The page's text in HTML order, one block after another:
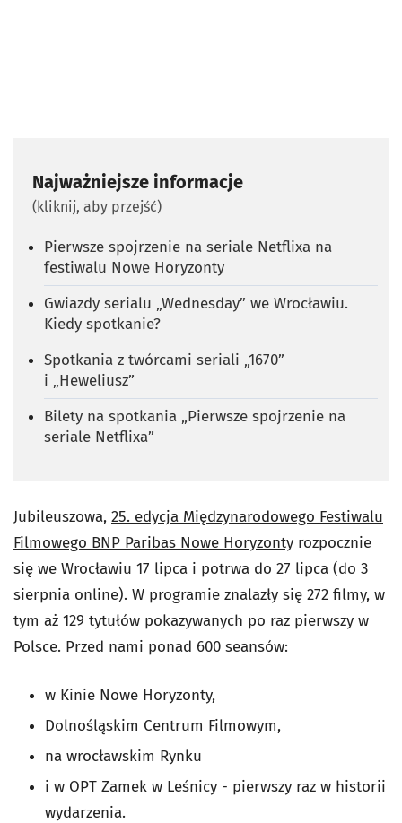
Najważniejsze informacje
(kliknij, aby przejść)
Pierwsze spojrzenie na seriale Netflixa na
festiwalu Nowe Horyzonty
Gwiazdy serialu „Wednesday” we Wrocławiu.
Kiedy spotkanie?
Spotkania z twórcami seriali „1670”
i „Heweliusz”
Bilety na spotkania „Pierwsze spojrzenie na
seriale Netflixa”
Jubileuszowa, 25. edycja Międzynarodowego Festiwalu
Filmowego BNP Paribas Nowe Horyzonty rozpocznie
się we Wrocławiu 17 lipca i potrwa do 27 lipca (do 3
sierpnia online). W programie znalazły się 272 filmy, w
tym aż 129 tytułów pokazywanych po raz pierwszy w
Polsce. Przed nami ponad 600 seansów:
w Kinie Nowe Horyzonty,
Dolnośląskim Centrum Filmowym,
na wrocławskim Rynku
i w OPT Zamek w Leśnicy - pierwszy raz w historii
wydarzenia.